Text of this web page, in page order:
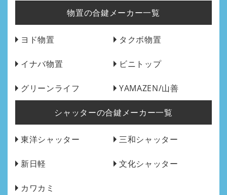
物置の合鍵メーカー一覧
ヨド物置 タクボ物置
イナバ物置 ビニトップ
グリーンライフ YAMAZEN/山善
シャッターの合鍵メーカー一覧
東洋シャッター 三和シャッター
新日軽 文化シャッター
カワカミ